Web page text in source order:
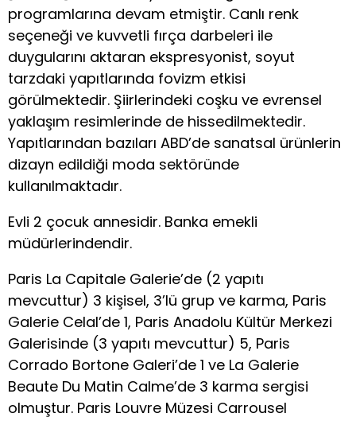
programlarına devam etmiştir. Canlı renk
seçeneği ve kuvvetli fırça darbeleri ile
duygularını aktaran ekspresyonist, soyut
tarzdaki yapıtlarında fovizm etkisi
görülmektedir. Şiirlerindeki coşku ve evrensel
yaklaşım resimlerinde de hissedilmektedir.
Yapıtlarından bazıları ABD’de sanatsal ürünlerin
dizayn edildiği moda sektöründe
kullanılmaktadır.
Evli 2 çocuk annesidir. Banka emekli
müdürlerindendir.
Paris La Capitale Galerie’de (2 yapıtı
mevcuttur) 3 kişisel, 3’lü grup ve karma, Paris
Galerie Celal’de 1, Paris Anadolu Kültür Merkezi
Galerisinde (3 yapıtı mevcuttur) 5, Paris
Corrado Bortone Galeri’de 1 ve La Galerie
Beaute Du Matin Calme’de 3 karma sergisi
olmuştur. Paris Louvre Müzesi Carrousel